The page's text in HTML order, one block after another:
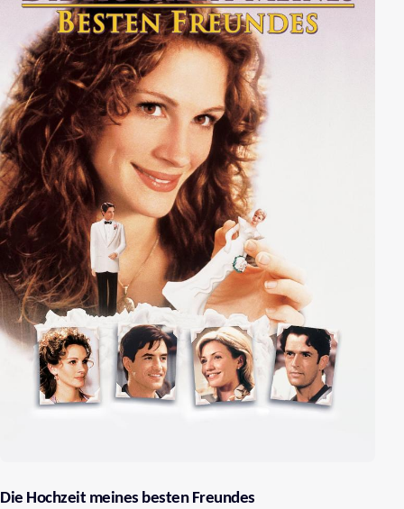
Vorgehen, um den Japanern einen Schritt voraus zu
sein und um nicht noch einmal ein zweites Pearl
Harbor erleben zu müssen.
Die Hochzeit meines besten Freundes